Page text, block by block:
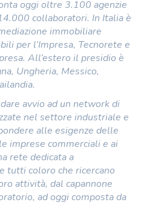
oggi oltre 3.100 agenzie
collaboratori. In Italia è
immobiliare
per l’Impresa, Tecnorete e
All’estero il presidio è
Ungheria, Messico,
avvio ad un network di
nel settore industriale e
alle esigenze delle
imprese commerciali e ai
rete dedicata a
tutti coloro che ricercano
attività, dal capannone
ad oggi composta da